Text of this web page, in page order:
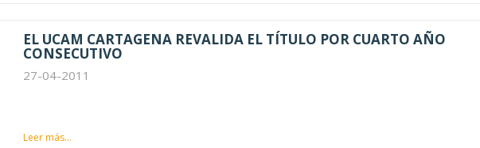
EL UCAM CARTAGENA REVALIDA EL TÍTULO POR CUARTO AÑO
CONSECUTIVO
27-04-2011
Leer más...